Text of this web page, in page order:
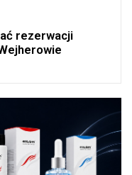
rezerwacji